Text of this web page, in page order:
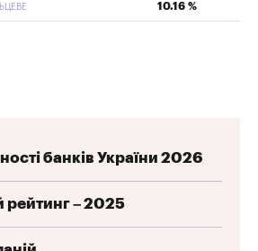
10.16 %
банків України 2026
рейтинг – 2025